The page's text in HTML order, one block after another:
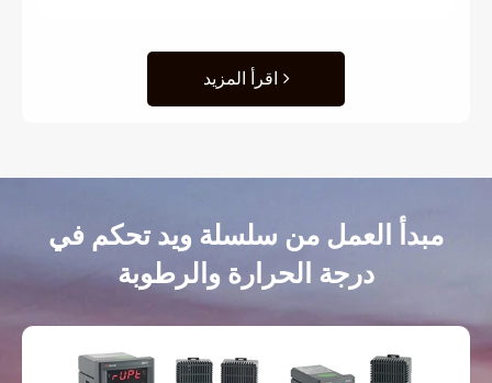
اقرأ المزيد
مبدأ العمل من سلسلة ويد تحكم في
درجة الحرارة والرطوبة